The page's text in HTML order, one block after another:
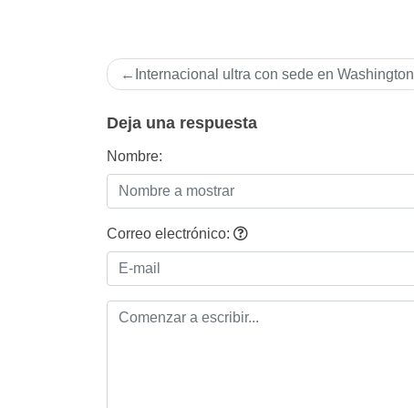
Navegación
de
entradas
Internacional ultra con sede en Washington
Deja una respuesta
Nombre:
Correo electrónico: